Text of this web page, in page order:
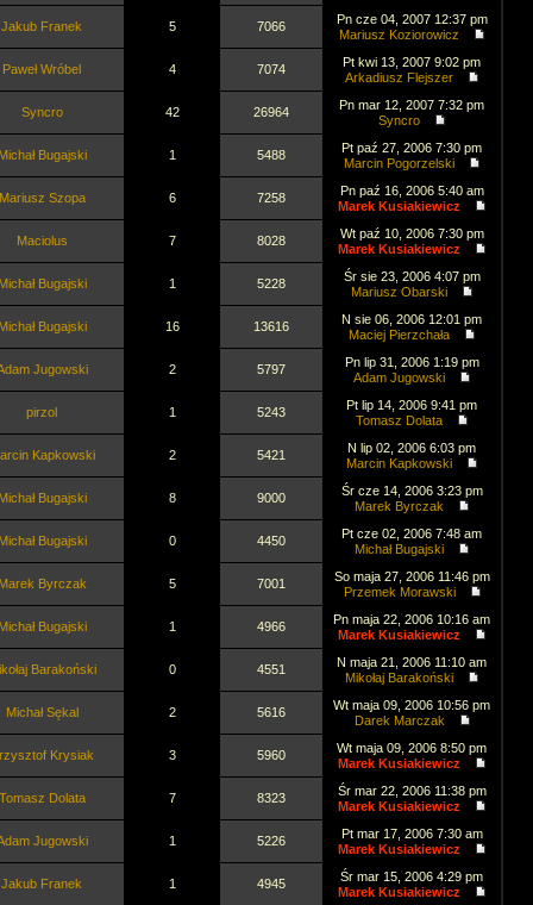
Jakub Franek 5 7066
Pn cze 04, 2007 12:37 pm
Mariusz Koziorowicz
Paweł Wróbel 4 7074
Pt kwi 13, 2007 9:02 pm
Arkadiusz Flejszer
Syncro 42 26964
Pn mar 12, 2007 7:32 pm
Syncro
Bugajski 1 5488
Pt paź 27, 2006 7:30 pm
Marcin Pogorzelski
Szopa 6 7258
Pn paź 16, 2006 5:40 am
Marek Kusiakiewicz
Maciolus 7 8028
Wt paź 10, 2006 7:30 pm
Marek Kusiakiewicz
Bugajski 1 5228
Śr sie 23, 2006 4:07 pm
Mariusz Obarski
Bugajski 16 13616
N sie 06, 2006 12:01 pm
Maciej Pierzchała
Jugowski 2 5797
Pn lip 31, 2006 1:19 pm
Adam Jugowski
pirzol 1 5243
Pt lip 14, 2006 9:41 pm
Tomasz Dolata
Kapkowski 2 5421
N lip 02, 2006 6:03 pm
Marcin Kapkowski
Bugajski 8 9000
Śr cze 14, 2006 3:23 pm
Marek Byrczak
Bugajski 0 4450
Pt cze 02, 2006 7:48 am
Michał Bugajski
Byrczak 5 7001
So maja 27, 2006 11:46 pm
Przemek Morawski
Bugajski 1 4966
Pn maja 22, 2006 10:16 am
Marek Kusiakiewicz
Barakoński 0 4551
N maja 21, 2006 11:10 am
Mikołaj Barakoński
Michał Sękal 2 5616
Wt maja 09, 2006 10:56 pm
Darek Marczak
Krysiak 3 5960
Wt maja 09, 2006 8:50 pm
Marek Kusiakiewicz
Dolata 7 8323
Śr mar 22, 2006 11:38 pm
Marek Kusiakiewicz
Jugowski 1 5226
Pt mar 17, 2006 7:30 am
Marek Kusiakiewicz
Jakub Franek 1 4945
Śr mar 15, 2006 4:29 pm
Marek Kusiakiewicz